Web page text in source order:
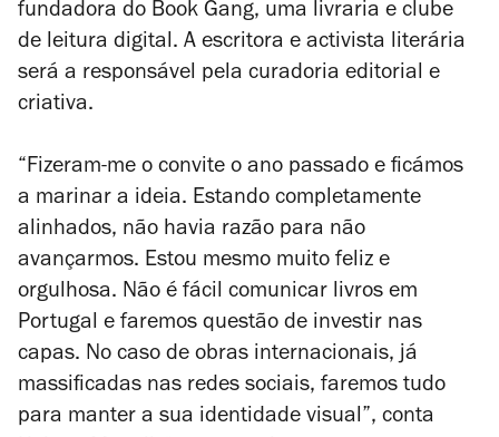
fundadora do Book Gang, uma livraria e clube
de leitura digital. A escritora e activista literária
será a responsável pela curadoria editorial e
criativa.
“Fizeram-me o convite o ano passado e ficámos
a marinar a ideia. Estando completamente
alinhados, não havia razão para não
avançarmos. Estou mesmo muito feliz e
orgulhosa. Não é fácil comunicar livros em
Portugal e faremos questão de investir nas
capas. No caso de obras internacionais, já
massificadas nas redes sociais, faremos tudo
para manter a sua identidade visual”, conta